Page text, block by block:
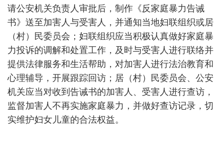
请公安机关负责人审批后，制作《反家庭暴力告诫
书》送至加害人与受害人，并通知当地妇联组织或居
（村）民委员会；妇联组织应当积极认真做好家庭暴
力投诉的调解和处置工作，及时与受害人进行联络并
提供法律服务和生活帮助，对加害人进行法治教育和
心理辅导，开展跟踪回访；居（村）民委员会、公安
机关应当对收到告诫书的加害人、受害人进行查访，
监督加害人不再实施家庭暴力，并做好查访记录，切
实维护妇女儿童的合法权益。